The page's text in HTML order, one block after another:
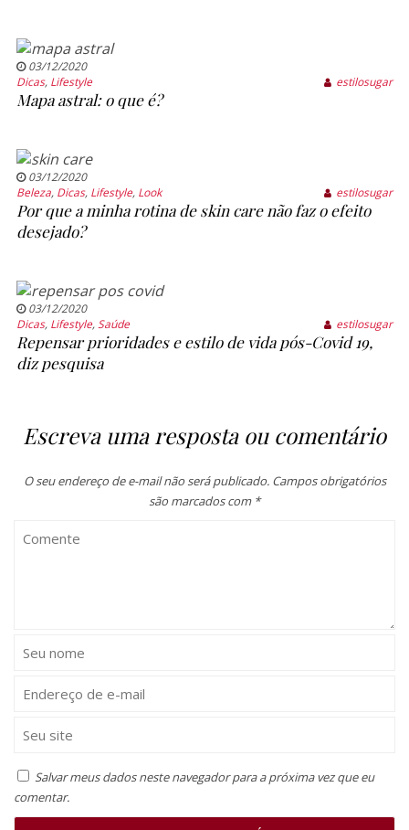
03/12/2020
Dicas, Lifestyle estilosugar
Mapa astral: o que é?
03/12/2020
Beleza, Dicas, Lifestyle, Look estilosugar
Por que a minha rotina de skin care não faz o efeito
desejado?
03/12/2020
Dicas, Lifestyle,Saúde estilosugar
Repensar prioridades e estilo de vida pós-Covid 19,
diz pesquisa
Escreva uma resposta ou comentário
O seu endereço de e-mail não será publicado. Campos obrigatórios
são marcados com *
Salvar meus dados neste navegador para a próxima vez que eu
comentar.